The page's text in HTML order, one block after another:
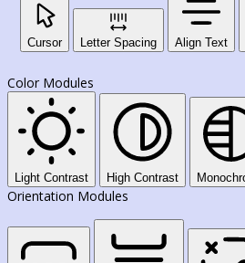
Cursor Letter Spacing Align Text
Color Modules
Light Contrast High Contrast
Orientation Modules